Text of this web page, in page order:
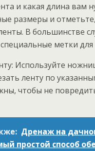
и какая длина вам
размеры и
В большинстве
метки для
Используйте
ленту по
чтобы не
Дренаж на
простой способ